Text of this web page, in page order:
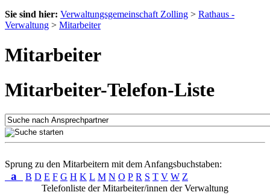
Sie sind hier: Verwaltungsgemeinschaft Zolling > Rathaus -
Verwaltung > Mitarbeiter
Mitarbeiter
Mitarbeiter-Telefon-Liste
Sprung zu den Mitarbeitern mit dem Anfangsbuchstaben:
a B D E F G H K L M N O P R S T V W Z
Telefonliste der Mitarbeiter/innen der Verwaltung